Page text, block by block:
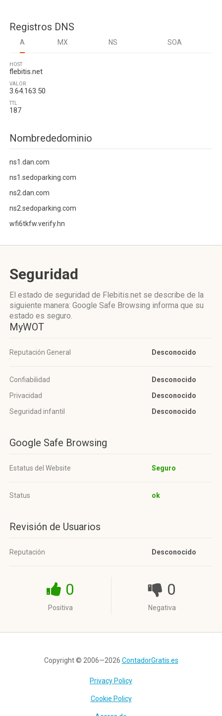
Registros DNS
A MX NS SOA
HOST
flebitis.net
VALOR
3.64.163.50
TTL
187
Nombrededominio
ns1.dan.com
ns1.sedoparking.com
ns2.dan.com
ns2.sedoparking.com
wfi6tkfw.verify.hn
Seguridad
El estado de seguridad de Flebitis.net se describe de la
siguiente manera: Google Safe Browsing informa que su
estado es seguro.
MyWOT
Reputación General Desconocido
Confiabilidad
Desconocido
Privacidad
Desconocido
Seguridad infantil
Desconocido
Google Safe Browsing
Estatus del Website Seguro
Status ok
Revisión de Usuarios
Reputación Desconocido
0
Positiva
0
Negativa
Copyright © 2006—2026 ContadorGratis.es
Privacy Policy
Cookie Policy